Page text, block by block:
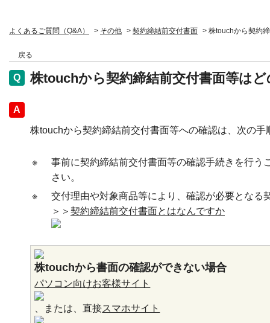
よくあるご質問（Q&A） > その他 > 契約締結前交付書面 > 株touchから契約
戻る
株touchから契約締結前交付書面等は
回答
株touchから契約締結前交付書面等への確認は、次の
※
事前に契約締結前交付書面等の確認手続きを行
さい。
※
交付理由や対象商品等により、確認が必要となる
＞＞ 契約締結前交付書面とはなんですか
株touchから書面の確認ができない場合
パソコン向けお客様サイト
、または、直接スマホサイト